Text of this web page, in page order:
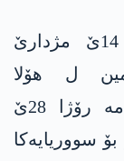
“پشتی چەکدارێن پەیەدێ رۆژا 14ێ مژدارێ
کۆنگرەیا مە یا 4ەمین ل ھۆلا
دەستنیشانکری بهێت ئەنجامدان، مە رۆژا 28ێ
سووریایەکا